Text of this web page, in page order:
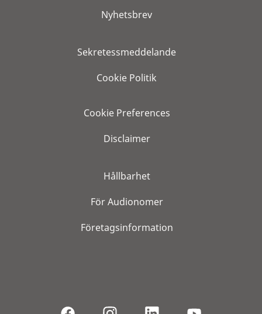
Nyhetsbrev
Sekretessmeddelande
Cookie Politik
Cookie Preferences
Disclaimer
Hållbarhet
För Audionomer
Företagsinformation